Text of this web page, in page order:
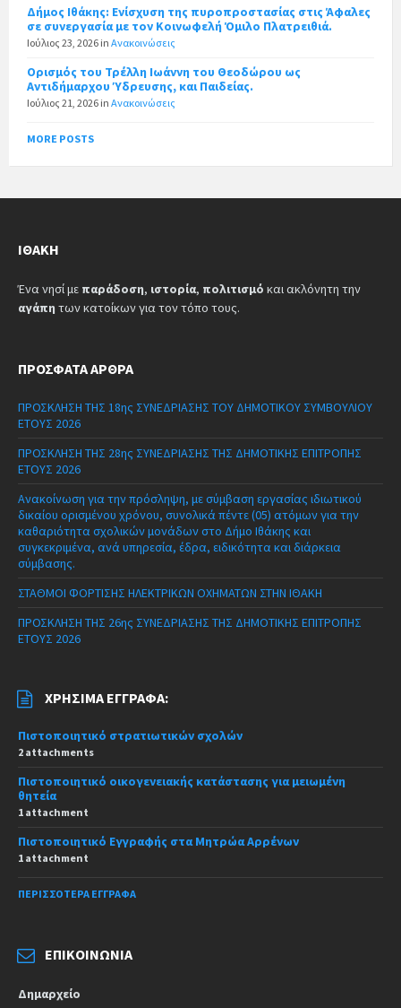
Δήμος Ιθάκης: Ενίσχυση της πυροπροστασίας στις Άφαλες
σε συνεργασία με τον Κοινωφελή Όμιλο Πλατρειθιά.
Ιούλιος 23, 2026 in Ανακοινώσεις
Ορισμός του Τρέλλη Ιωάννη του Θεοδώρου ως
Αντιδήμαρχου Ύδρευσης, και Παιδείας.
Ιούλιος 21, 2026 in Ανακοινώσεις
MORE POSTS
ΙΘΆΚΗ
Ένα νησί με παράδοση, ιστορία, πολιτισμό και ακλόνητη την
αγάπη των κατοίκων για τον τόπο τους.
ΠΡΌΣΦΑΤΑ ΆΡΘΡΑ
ΠΡΟΣΚΛΗΣΗ ΤΗΣ 18ης ΣΥΝΕΔΡΙΑΣΗΣ ΤΟΥ ΔΗΜΟΤΙΚΟΥ ΣΥΜΒΟΥΛΙΟΥ
ΕΤΟΥΣ 2026
ΠΡΟΣΚΛΗΣΗ ΤΗΣ 28ης ΣΥΝΕΔΡΙΑΣΗΣ ΤΗΣ ΔΗΜΟΤΙΚΗΣ ΕΠΙΤΡΟΠΗΣ
ΕΤΟΥΣ 2026
Ανακοίνωση για την πρόσληψη, με σύμβαση εργασίας ιδιωτικού
δικαίου ορισμένου χρόνου, συνολικά πέντε (05) ατόμων για την
καθαριότητα σχολικών μονάδων στο Δήμο Ιθάκης και
συγκεκριμένα, ανά υπηρεσία, έδρα, ειδικότητα και διάρκεια
σύμβασης.
ΣΤΑΘΜΟΙ ΦΟΡΤΙΣΗΣ ΗΛΕΚΤΡΙΚΩΝ ΟΧΗΜΑΤΩΝ ΣΤΗΝ ΙΘΑΚΗ
ΠΡΟΣΚΛΗΣΗ ΤΗΣ 26ης ΣΥΝΕΔΡΙΑΣΗΣ ΤΗΣ ΔΗΜΟΤΙΚΗΣ ΕΠΙΤΡΟΠΗΣ
ΕΤΟΥΣ 2026
ΧΡΉΣΙΜΑ ΈΓΓΡΑΦΑ:
Πιστοποιητικό στρατιωτικών σχολών
2 attachments
Πιστοποιητικό οικογενειακής κατάστασης για μειωμένη
θητεία
1 attachment
Πιστοποιητικό Εγγραφής στα Μητρώα Αρρένων
1 attachment
ΠΕΡΙΣΣΌΤΕΡΑ ΈΓΓΡΑΦΑ
ΕΠΙΚΟΙΝΩΝΊΑ
Δημαρχείο